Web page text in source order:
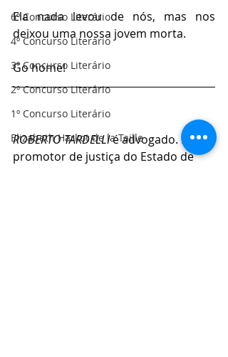
6º Concurso Literário
4º Concurso Literário
3º Concurso Literário
2º Concurso Literário
1º Concurso Literário
Elizabeth Harkot de la Taille
Ela nada levou de nós, mas nos
deixou uma nossa jovem morta.
Go home!
ROBERTO TARDELLI é advogado. Foi
promotor de justiça do Estado de